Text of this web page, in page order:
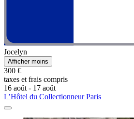
Jocelyn
Afficher moins
300 €
taxes et frais compris
16 août - 17 août
L’Hôtel du Collectionneur Paris